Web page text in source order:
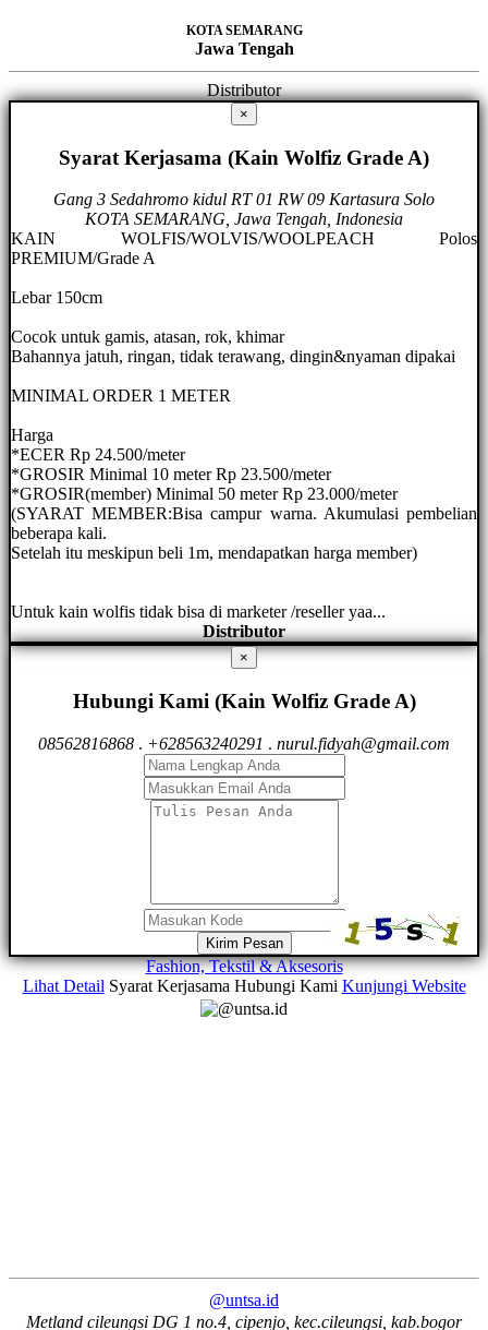
KOTA SEMARANG
Jawa Tengah
Distributor
×
Syarat Kerjasama (Kain Wolfiz Grade A)
Gang 3 Sedahromo kidul RT 01 RW 09 Kartasura Solo
KOTA SEMARANG, Jawa Tengah, Indonesia
KAIN WOLFIS/WOLVIS/WOOLPEACH Polos
PREMIUM/Grade A
Lebar 150cm
Cocok untuk gamis, atasan, rok, khimar
Bahannya jatuh, ringan, tidak terawang, dingin&nyaman dipakai
MINIMAL ORDER 1 METER
Harga
*ECER Rp 24.500/meter
*GROSIR Minimal 10 meter Rp 23.500/meter
*GROSIR(member) Minimal 50 meter Rp 23.000/meter
(SYARAT MEMBER:Bisa campur warna. Akumulasi pembelian
beberapa kali.
Setelah itu meskipun beli 1m, mendapatkan harga member)
Untuk kain wolfis tidak bisa di marketer /reseller yaa...
Distributor
×
Hubungi Kami (Kain Wolfiz Grade A)
08562816868 . +628563240291 . nurul.fidyah@gmail.com
Kirim Pesan
Fashion, Tekstil & Aksesoris
Lihat Detail Syarat Kerjasama Hubungi Kami Kunjungi Website
@untsa.id
Metland cileungsi DG 1 no.4, cipenjo, kec.cileungsi, kab.bogor